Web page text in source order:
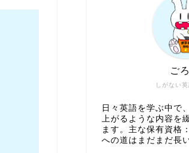
しがない
ご
日々英語を学ぶ中で
上がるような内容を
ます。主な保有資格
への道はまだまだ長